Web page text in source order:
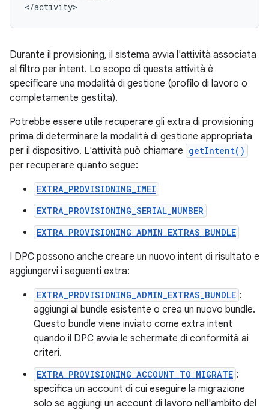
Durante il provisioning, il sistema avvia l'attività associata
al filtro per intent. Lo scopo di questa attività è
specificare una modalità di gestione (profilo di lavoro o
completamente gestita).
Potrebbe essere utile recuperare gli extra di provisioning
prima di determinare la modalità di gestione appropriata
per il dispositivo. L'attività può chiamare getIntent()
per recuperare quanto segue:
EXTRA_PROVISIONING_IMEI
EXTRA_PROVISIONING_SERIAL_NUMBER
EXTRA_PROVISIONING_ADMIN_EXTRAS_BUNDLE
I DPC possono anche creare un nuovo intent di risultato e
aggiungervi i seguenti extra:
EXTRA_PROVISIONING_ADMIN_EXTRAS_BUNDLE :
aggiungi al bundle esistente o crea un nuovo bundle.
Questo bundle viene inviato come extra intent
quando il DPC avvia le schermate di conformità ai
criteri.
EXTRA_PROVISIONING_ACCOUNT_TO_MIGRATE :
specifica un account di cui eseguire la migrazione
solo se aggiungi un account di lavoro nell'ambito del